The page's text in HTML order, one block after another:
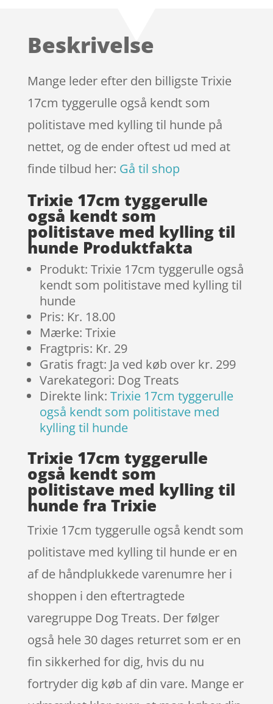
på
ømmels
er
Beskrivelse
Mange leder efter den billigste Trixie
17cm tyggerulle også kendt som
politistave med kylling til hunde på
nettet, og de ender oftest ud med at
finde tilbud her: Gå til shop
Trixie 17cm tyggerulle
også kendt som
politistave med kylling til
hunde Produktfakta
Produkt: Trixie 17cm tyggerulle også
kendt som politistave med kylling til
hunde
Pris: Kr. 18.00
Mærke: Trixie
Fragtpris: Kr. 29
Gratis fragt: Ja ved køb over kr. 299
Varekategori: Dog Treats
Direkte link: Trixie 17cm tyggerulle
også kendt som politistave med
kylling til hunde
Trixie 17cm tyggerulle
også kendt som
politistave med kylling til
hunde fra Trixie
Trixie 17cm tyggerulle også kendt som
politistave med kylling til hunde er en
af de håndplukkede varenumre her i
shoppen i den eftertragtede
varegruppe Dog Treats. Der følger
også hele 30 dages returret som er en
fin sikkerhed for dig, hvis du nu
fortryder dig køb af din vare. Mange er